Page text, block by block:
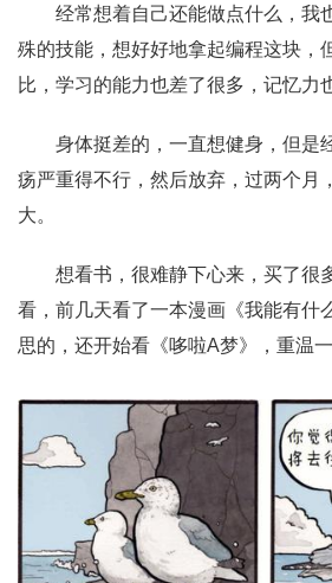
经常想着自己还能做点什么，我
殊的技能，想好好地拿起编程这块，
比，学习的能力也差了很多，记忆
身体挺差的，一直想健身，但是
疡严重得不行，然后放弃，过两个月
大。
想看书，很难静下心来，买了很
看，前几天看了一本漫画《我能有什
思的，还开始看《哆啦A梦》，重温